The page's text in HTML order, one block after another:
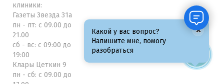
клиники:
Газеты Звезда 31а
пн - пт: с 09.00 до
21.00
сб - вс: с 09:00 до
19:00
Клары Цеткин 9
пн - сб: с 09.00 до
Какой у вас вопрос?
Напишите мне, помогу
разобраться
×